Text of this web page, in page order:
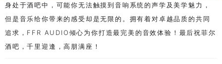
身处于酒吧中，可能你无法触摸到音响系统的声学及美学魅力，
但是音乐给你带来的感受却是无限的。拥有着对卓越品质的共同
追求， FFR AUDIO倾心为你打造最完美的音效体验！最后祝菲尔
酒吧，千里迎逢，高朋满座！